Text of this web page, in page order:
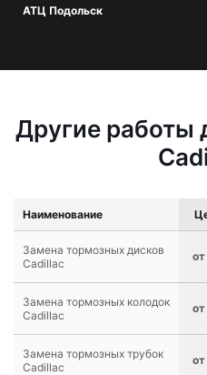
АТЦ Подольск
Другие работы
Наименование
Замена тормозных дисков
Cadillac
Замена тормозных колодок
Cadillac
Замена тормозных трубок
Cadillac